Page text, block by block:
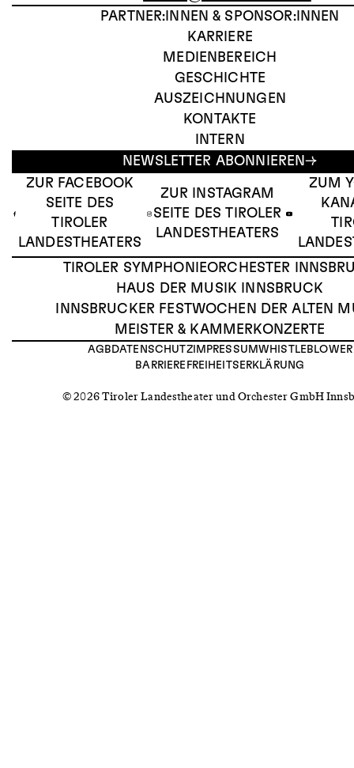
PARTNER:INNEN & SPONSOR:INNEN
KARRIERE
MEDIENBEREICH
GESCHICHTE
AUSZEICHNUNGEN
KONTAKTE
INTERN
NEWSLETTER ABONNIEREN
ZUR FACEBOOK
SEITE DES
TIROLER
LANDESTHEATERS
ZUR INSTAGRAM
SEITE DES TIROLER
LANDESTHEATERS
ZUM
TIROLER SYMPHONIEORCHESTER
HAUS DER MUSIK INNSBRUCK
INNSBRUCKER FESTWOCHEN DER ALTEN
MEISTER & KAMMERKONZERTE
AGB DATENSCHUTZIMPRESSUMWHISTLEBLOWER
BARRIEREFREIHEITSERKLÄRUNG
© 2026 Tiroler Landestheater und Orchester GmbH